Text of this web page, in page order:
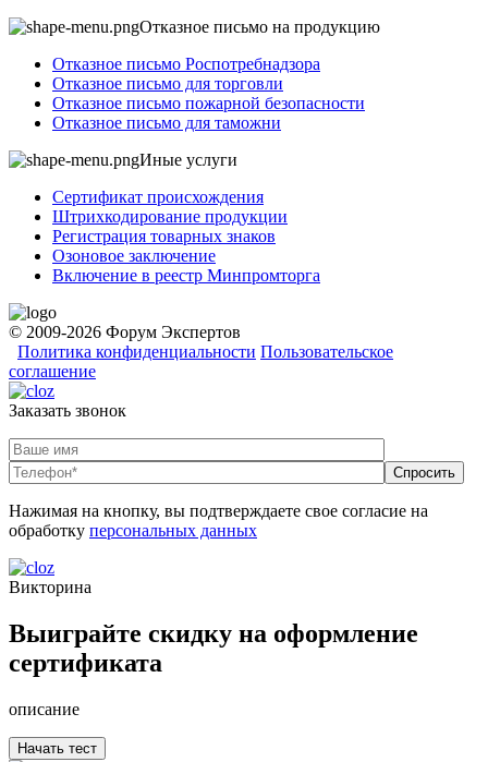
Отказное письмо на продукцию
Отказное письмо Роспотребнадзора
Отказное письмо для торговли
Отказное письмо пожарной безопасности
Отказное письмо для таможни
Иные услуги
Сертификат происхождения
Штрихкодирование продукции
Регистрация товарных знаков
Озоновое заключение
Включение в реестр Минпромторга
© 2009-2026 Форум Экспертов
Политика конфиденциальности Пользовательское
соглашение
Заказать звонок
Нажимая на кнопку, вы подтверждаете свое согласие на
обработку персональных данных
Викторина
Выиграйте скидку на оформление
сертификата
описание